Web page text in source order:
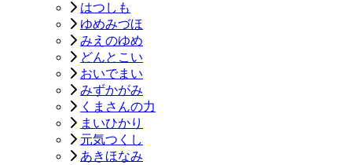
はつしも
ゆめみづほ
みえのゆめ
どんとこい
おいでまい
みずかがみ
くまさんの力
まいひかり
元気つくし
あきほなみ